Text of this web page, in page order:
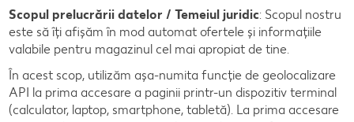
Scopul prelucrării datelor / Temeiul juridic: Scopul nostru
este să îți afișăm în mod automat ofertele și informațiile
valabile pentru magazinul cel mai apropiat de tine.
În acest scop, utilizăm așa-numita funcție de geolocalizare
API la prima accesare a paginii printr-un dispozitiv terminal
(calculator, laptop, smartphone, tabletă). La prima accesare